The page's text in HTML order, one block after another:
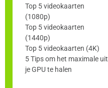
Top 5 videokaarten
(1080p)
Top 5 videokaarten
(1440p)
Top 5 videokaarten (4K)
5 Tips om het maximale uit
je GPU te halen